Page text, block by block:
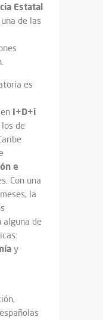
Estatal
de las
es
en I+D+i
de
e
Con una
la
alguna de
y